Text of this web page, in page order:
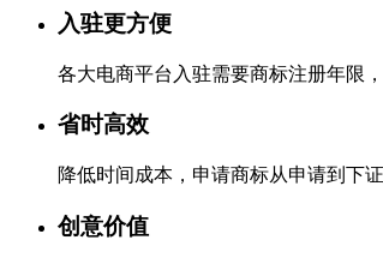
入驻更方便
各大电商平台入驻需要商标注册年限
省时高效
降低时间成本，申请商标从申请到下
创意价值